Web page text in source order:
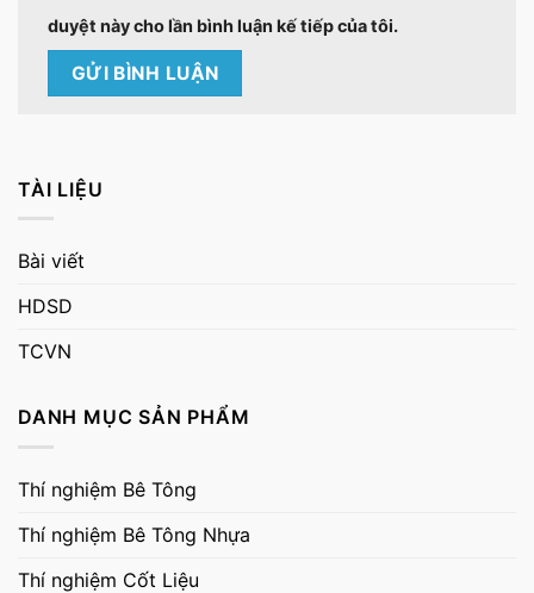
TÀI LIỆU
Bài viết
HDSD
TCVN
DANH MỤC SẢN PHẨM
Thí nghiệm Bê Tông
Thí nghiệm Bê Tông Nhựa
Thí nghiệm Cốt Liệu
duyệt này cho lần bình luận kế tiếp của tôi.